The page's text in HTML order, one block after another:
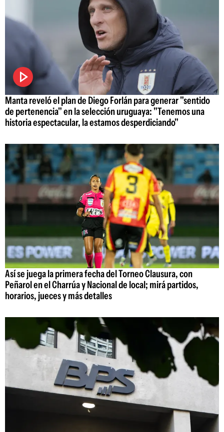
Manta reveló el plan de Diego Forlán para generar "sentido
de pertenencia" en la selección uruguaya: "Tenemos una
historia espectacular, la estamos desperdiciando"
Así se juega la primera fecha del Torneo Clausura, con
Peñarol en el Charrúa y Nacional de local; mirá partidos,
horarios, jueces y más detalles